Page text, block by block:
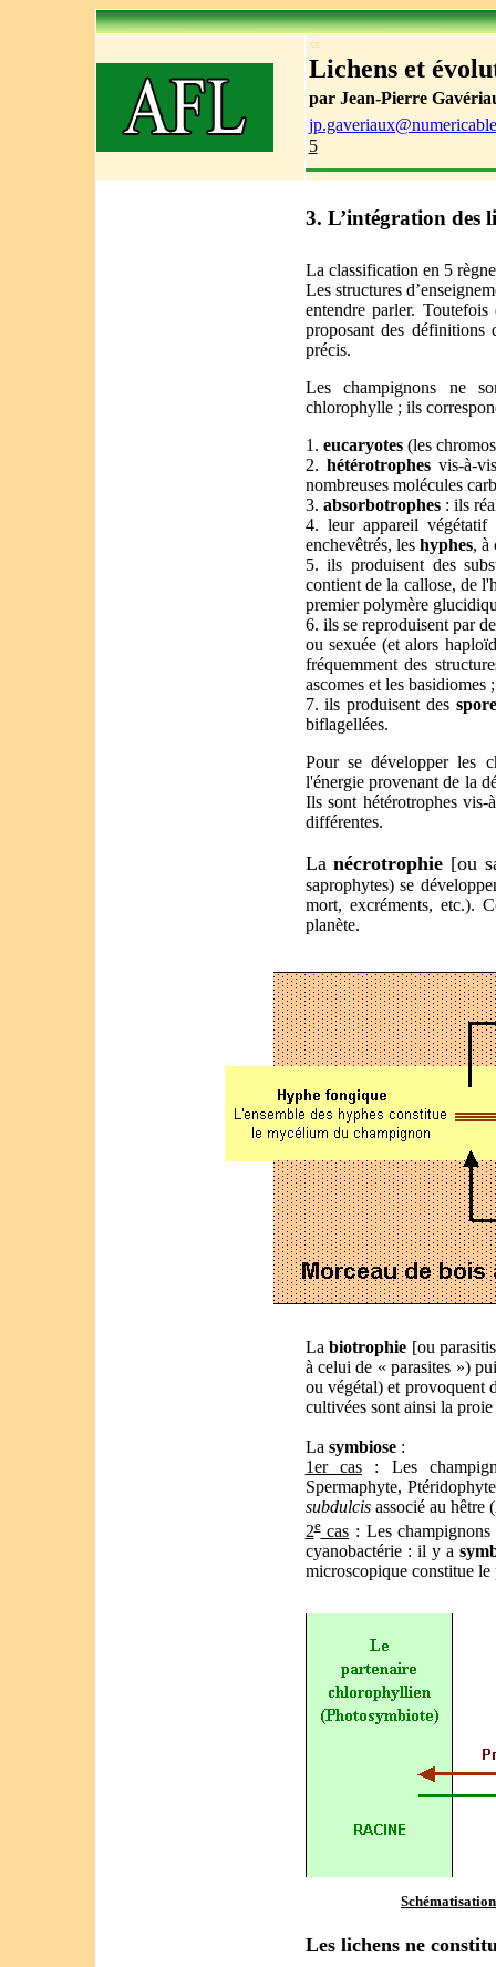
xx
Lichens et
par Jean-Pierre
5
3. L’intégration des
La classification en 5
Les structures
entendre parler.
proposant des définitions
précis.
Les champignons ne
chlorophylle ; ils
1. eucaryotes(les
2. hétérotrophesvis-à-
nombreuses molécules
3. absorbotrophes: ils
4. leur appareil
enchevêtrés, les hyphes, à
5. ils produisent des
contient de la callose, de
premier polymère
6. ils se reproduisent par
ou sexuée (et alors
fréquemment des
ascomes et les basidiomes ;
7. ils produisent des
biflagellées.
Pour se développer les
l'énergie provenant de la
Ils sont hétérotrophes
différentes.
Lanécrotrophie [ou
saprophytes) se
mort, excréments, etc.).
planète.
La biotrophie [ou
à celui de « parasites »)
ou végétal) et provoquent
cultivées sont ainsi la
La symbiose:
1er cas: Les
Spermaphyte,
subdulcisassocié au hêtre (
2ecas : Les
cyanobactérie : il y a
microscopique constitue
Les lichens ne